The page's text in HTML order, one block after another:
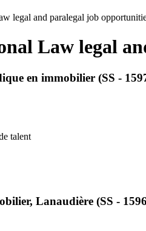
legal and paralegal job
Law legal
en immobilier (SS -
talent
Lanaudière (SS -